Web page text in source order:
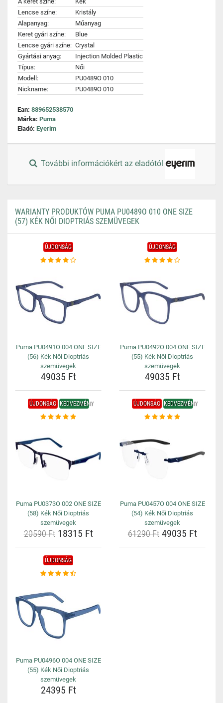
Lencse színe:
Kristály
Alapanyag:
Műanyag
Keret gyári színe:
Blue
Lencse gyári színe: Crystal
Gyártási anyag:
Injection Molded Plastic
Típus:
Női
Modell:
PU0489O 010
Nickname:
PU0489O 010
Ean: 889652538570
Márka: Puma
Eladó: Eyerim
További információkért az eladótól
WARIANTY PRODUKTÓW PUMA PU0489O 010 ONE SIZE
(57) KÉK NŐI DIOPTRIÁS SZEMÜVEGEK
ÚJDONSÁG
Puma PU0491O 004 ONE SIZE
(56) Kék Női Dioptriás
szemüvegek
49035 Ft
ÚJDONSÁG
Puma PU0492O 004 ONE SIZE
(55) Kék Női Dioptriás
szemüvegek
49035 Ft
ÚJDONSÁG KEDVEZMÉNY
Puma PU0373O 002 ONE SIZE
(58) Kék Női Dioptriás
szemüvegek
20590 Ft18315 Ft
ÚJDONSÁG KEDVEZMÉNY
Puma PU0457O 004 ONE SIZE
(54) Kék Női Dioptriás
szemüvegek
61290 Ft49035 Ft
ÚJDONSÁG
Puma PU0496O 004 ONE SIZE
(55) Kék Női Dioptriás
szemüvegek
24395 Ft